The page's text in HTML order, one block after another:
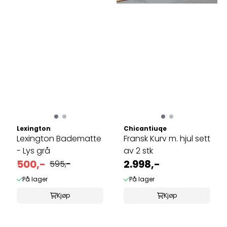
Lexington
Lexington Badematte
- Lys grå
500,- 595,-
På lager
Kjøp
Chicantiuqe
Fransk Kurv m. hjul sett
av 2 stk
2.998,-
På lager
Kjøp